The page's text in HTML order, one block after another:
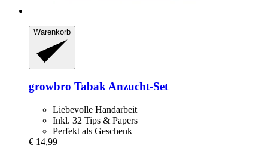
Warenkorb
growbro Tabak Anzucht-​Set
Liebevolle Handarbeit
Inkl. 32 Tips & Papers
Perfekt als Geschenk
€ 14,99